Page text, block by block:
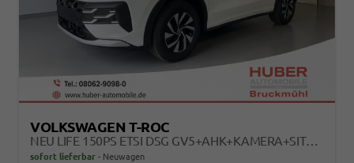
VOLKSWAGEN T-ROC
NEU LIFE 150PS ETSI DSG GV5+AHK+KAMERA+SITZHEIZ+LENKRADHEIZ+GETÖNT.SCHEIBEN
sofort lieferbar Neuwagen